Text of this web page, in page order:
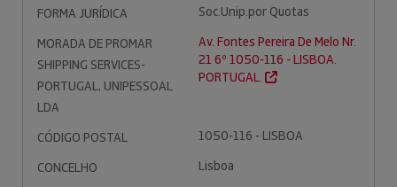
FORMA JURÍDICA
Soc.Unip.por Quotas
MORADA DE PROMAR
SHIPPING SERVICES-
PORTUGAL, UNIPESSOAL
LDA
Av. Fontes Pereira De Melo Nr.
21 6º 1050-116 - LISBOA.
PORTUGAL.
CÓDIGO POSTAL
1050-116 - LISBOA
CONCELHO
Lisboa